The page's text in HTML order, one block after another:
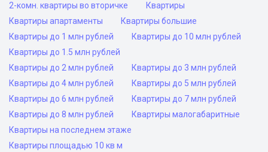
2-комн. квартиры во вторичке
Квартиры
Квартиры апартаменты
Квартиры большие
Квартиры до 1 млн рублей
Квартиры до 10 млн рублей
Квартиры до 1.5 млн рублей
Квартиры до 2 млн рублей
Квартиры до 3 млн рублей
Квартиры до 4 млн рублей
Квартиры до 5 млн рублей
Квартиры до 6 млн рублей
Квартиры до 7 млн рублей
Квартиры до 8 млн рублей
Квартиры малогабаритные
Квартиры на последнем этаже
Квартиры площадью 10 кв м